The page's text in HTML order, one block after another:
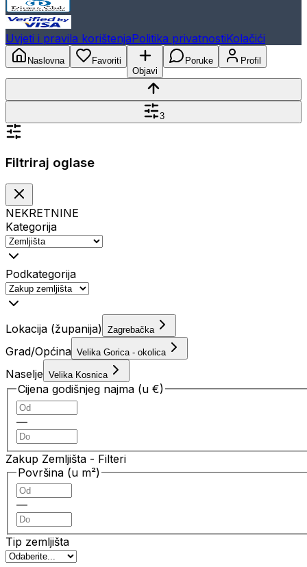
Uvjeti i pravila korištenjaPolitika privatnostiKolačići
Naslovna
Favoriti
Objavi
Poruke Profil
3
Filtriraj oglase
NEKRETNINE
Kategorija
Podkategorija
Lokacija (županija) Zagrebačka
Grad/Općina Velika Gorica - okolica
Naselje Velika Kosnica
Cijena godišnjeg najma (u €)
—
Zakup Zemljišta - Filteri
Površina (u m²)
—
Tip zemljišta